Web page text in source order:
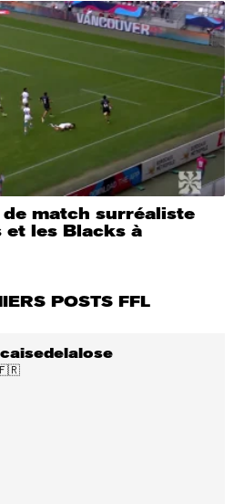
match surréaliste
et les Blacks à
POSTS FFL
🇫🇷